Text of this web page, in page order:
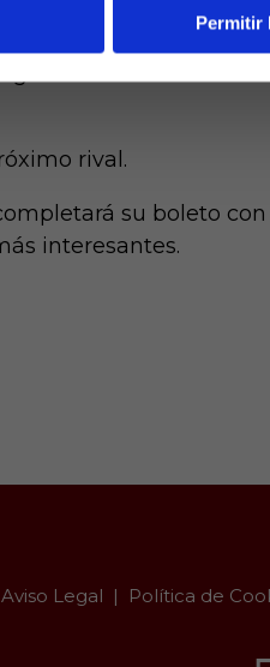
Permitir
duelo pero un
de la Real
rival.
su boleto
interesantes.
Aviso Legal Política de